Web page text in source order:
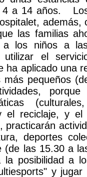
4 a 14 años.
además,
las familias
a los niños a
utilizar el
ha aplicado una
más pequeños
el reciclaje, y el
practicarán
deportes
(de las 15.30 a
la posibilidad a
y